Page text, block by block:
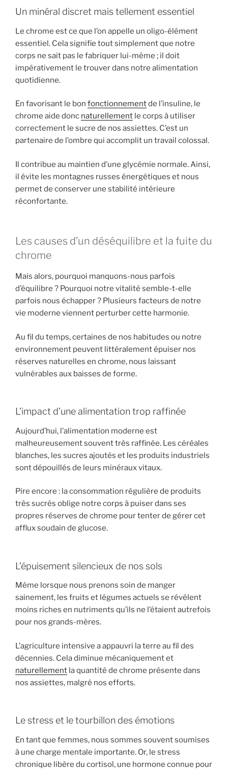
Un minéral discret mais tellement essentiel
Le chrome est ce que l’on appelle un oligo-élément
essentiel. Cela signifie tout simplement que notre
corps ne sait pas le fabriquer lui-même ; il doit
impérativement le trouver dans notre alimentation
quotidienne.
En favorisant le bon fonctionnementde l’insuline, le
chrome aide donc naturellement le corps à utiliser
correctement le sucre de nos assiettes. C’est un
partenaire de l’ombre qui accomplit un travail colossal.
Il contribue au maintien d’une glycémie normale. Ainsi,
il évite les montagnes russes énergétiques et nous
permet de conserver une stabilité intérieure
réconfortante.
Les causes d’un déséquilibre et la fuite du
chrome
Mais alors, pourquoi manquons-nous parfois
d’équilibre ? Pourquoi notre vitalité semble-t-elle
parfois nous échapper ? Plusieurs facteurs de notre
vie moderne viennent perturber cette harmonie.
Au fil du temps, certaines de nos habitudes ou notre
environnement peuvent littéralement épuiser nos
réserves naturelles en chrome, nous laissant
vulnérables aux baisses de forme.
L’impact d’une alimentation trop raffinée
Aujourd’hui, l’alimentation moderne est
malheureusement souvent très raffinée. Les céréales
blanches, les sucres ajoutés et les produits industriels
sont dépouillés de leurs minéraux vitaux.
Pire encore : la consommation régulière de produits
très sucrés oblige notre corps à puiser dans ses
propres réserves de chrome pour tenter de gérer cet
afflux soudain de glucose.
L’épuisement silencieux de nos sols
Même lorsque nous prenons soin de manger
sainement, les fruits et légumes actuels se révèlent
moins riches en nutriments qu’ils ne l’étaient autrefois
pour nos grands-mères.
L’agriculture intensive a appauvri la terre au fil des
décennies. Cela diminue mécaniquement et
naturellement la quantité de chrome présente dans
nos assiettes, malgré nos efforts.
Le stress et le tourbillon des émotions
En tant que femmes, nous sommes souvent soumises
à une charge mentale importante. Or, le stress
chronique libère du cortisol, une hormone connue pour